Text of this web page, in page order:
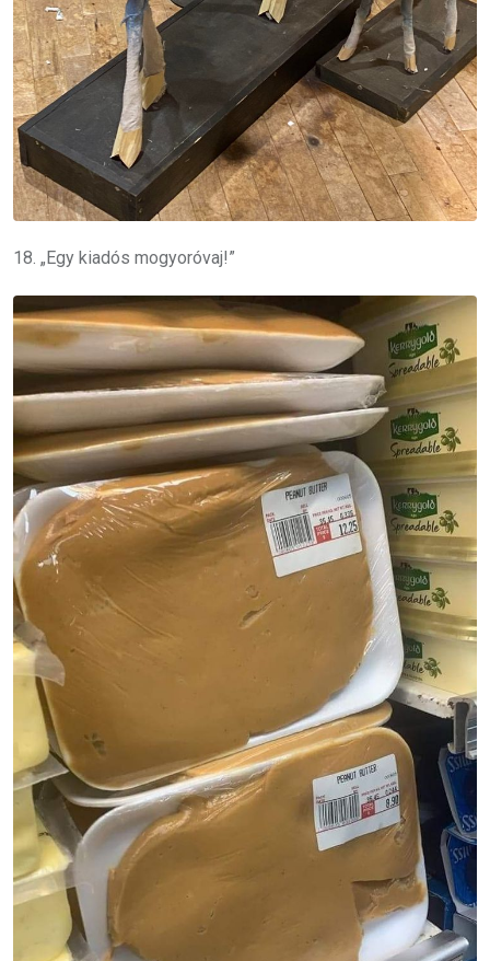
18. „Egy kiadós mogyoróvaj!”